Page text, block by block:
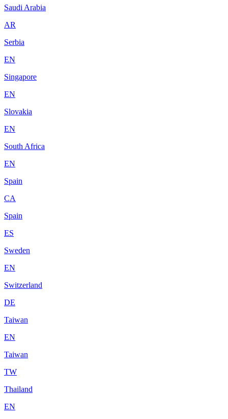
Saudi Arabia
AR
Serbia
EN
Singapore
EN
Slovakia
EN
South Africa
EN
Spain
CA
Spain
ES
Sweden
EN
Switzerland
DE
Taiwan
EN
Taiwan
TW
Thailand
EN